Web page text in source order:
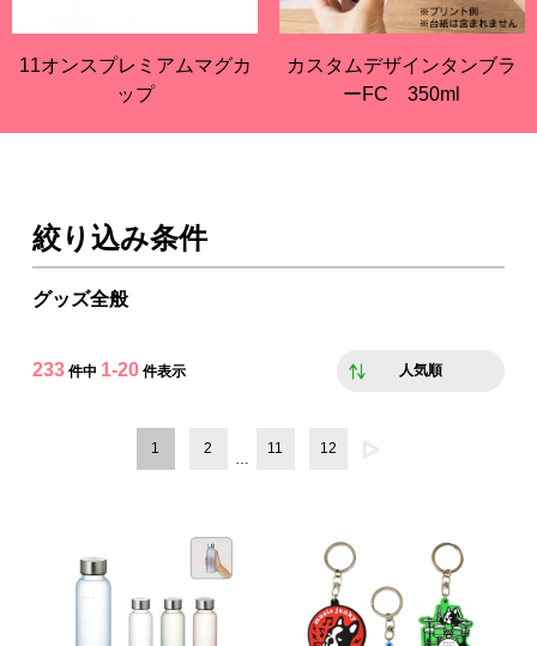
11オンスプレミアムマグカ
ップ
カスタムデザインタンブラ
ーFC 350ml
絞り込み条件
グッズ全般
233件中 1-20件表示 人気順
1 2 11 12